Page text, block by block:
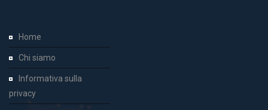
Home
Chi siamo
Informativa sulla
privacy